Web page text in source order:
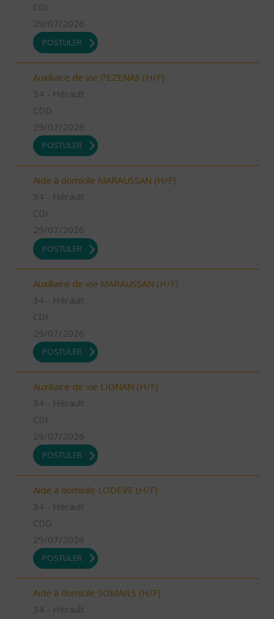
CDI
29/07/2026
POSTULER
Auxiliaire de vie PEZENAS (H/F)
34 - Hérault
CDD
29/07/2026
POSTULER
Aide à domicile MARAUSSAN (H/F)
34 - Hérault
CDI
29/07/2026
POSTULER
Auxiliaire de vie MARAUSSAN (H/F)
34 - Hérault
CDI
29/07/2026
POSTULER
Auxiliaire de vie LIGNAN (H/F)
34 - Hérault
CDI
29/07/2026
POSTULER
Aide à domicile LODEVE (H/F)
34 - Hérault
CDD
29/07/2026
POSTULER
Aide à domicile SOMAILS (H/F)
34 - Hérault